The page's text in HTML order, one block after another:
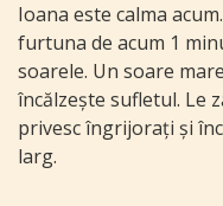
Ioana este calma acum.
furtuna de acum 1
soarele. Un soare
încălzește sufletul. Le
privesc îngrijorați și
larg.